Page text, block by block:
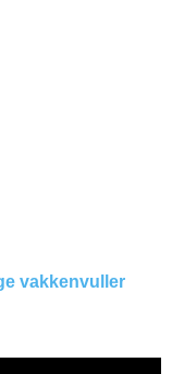
vakkenvuller